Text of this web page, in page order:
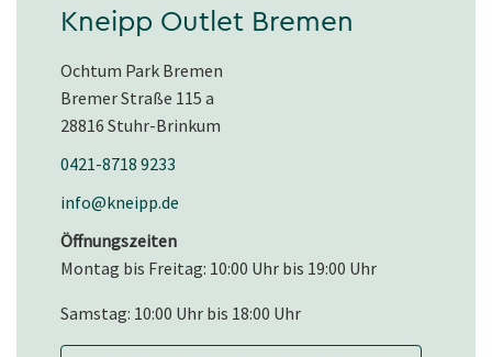
Kneipp Outlet Bremen
Ochtum Park Bremen
Bremer Straße 115 a
28816 Stuhr-Brinkum
0421-8718 9233
info@kneipp.de
Öffnungszeiten
Montag bis Freitag: 10:00 Uhr bis 19:00 Uhr
Samstag: 10:00 Uhr bis 18:00 Uhr